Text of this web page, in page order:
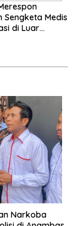
Sengketa Medis
di Luar
Narkoba